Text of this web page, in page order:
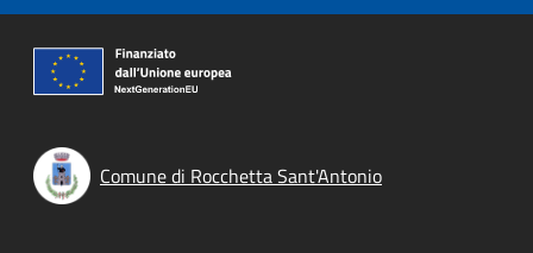
Comune di Rocchetta Sant'Antonio